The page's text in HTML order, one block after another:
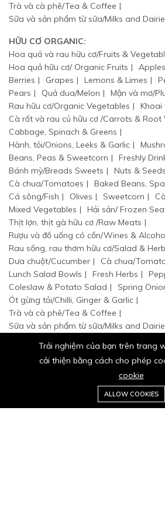
Trà và cà phê/Tea & Coffee
Sữa và sản phẩm từ sữa/Milks and
HỮU CƠ ORGANIC:
Hoa quả và rau hữu cơ/Fruits &
Hoa quả hữu cơ/ Organic Fruits
Apples
Berries
Grapes Lemons & Limes
Pears
Quả dua/Melon
Mận và mơ/
Rau hữu cơ/Organic Vegetables
Khoai
Cà rốt và rau củ hữu cơ /Carrots & Root
Cabbage, Spinach & Greens
Hành, tỏi/Onions, Leeks & Garlic
Beans, Peas & Sweetcorn
Freshly
Bánh mỳ/Breads Sweets
Nuts & Seeds
Cà chua/Tomatoes
Baked Beans,
Cá sông/Fish
Olives Sweetcorn
Mixed Vegetables
Hải sản/ Frozen
Thịt lợn, thịt gà hữu cơ /Raw Meats
Rượu và đồ uống có cồn/Wines &
Rau sống, rau thơm hữu cơ/Salad &
Dưa chuột/Cucumber
Cà chua/
Lunch Salad Bowls
Fresh Herbs
Coleslaw & Potato Salad
Spring
Ót gừng tỏi/Chilli, Ginger & Garlic
Trà và cà phê/Tea & Coffee
Sữa và sản phẩm từ sữa/Milks and
© 2024 BA TỐT hữu cơ organic. Tất cả
0
Giỏ
hàng
Trải nghiệm của bạn trên trang
cải thiện bằng cách cho phép
cookie
ALLOW COOKIES